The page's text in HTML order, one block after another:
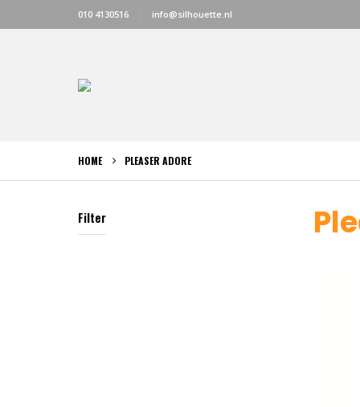
010 4130516 info@silhouette.nl
HOME PLEASER ADORE
Filter